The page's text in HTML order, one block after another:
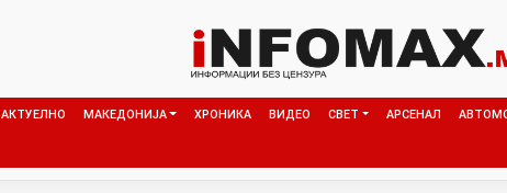
АКТУЕЛНО МАКЕДОНИЈА ХРОНИКА ВИДЕО СВЕТ АРСЕНАЛ